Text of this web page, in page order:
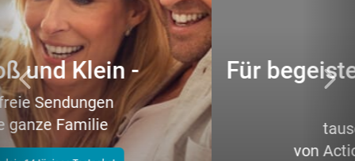
Für begeisterte Filmeliebhaber
–
tausende Topfilme
von Action bis Zeichentrick